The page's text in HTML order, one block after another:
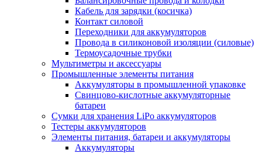
Кабель для зарядки (косичка)
Контакт силовой
Переходники для аккумуляторов
Провода в силиконовой изоляции (силовые)
Термоусадочные трубки
Мультиметры и аксессуары
Промышленные элементы питания
Аккумуляторы в промышленной упаковке
Свинцово-кислотные аккумуляторные
батареи
Сумки для хранения LiPo аккумуляторов
Тестеры аккумуляторов
Элементы питания, батареи и аккумуляторы
Аккумуляторы